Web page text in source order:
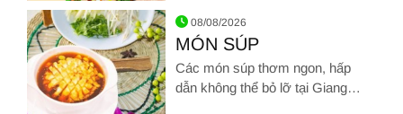
Hình ảnh về CÁ TẦM NẤU LẨU
08/08/2026
MÓN SÚP
Các món súp thơm ngon, hấp
dẫn không thể bỏ lỡ tại Giang